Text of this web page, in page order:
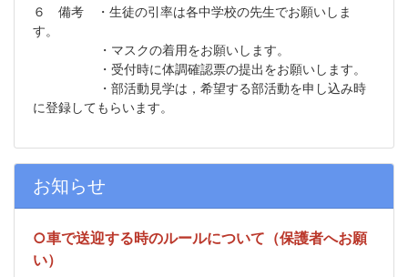
お知らせ
○車で送迎する時のルールについて（保護者へお願
い）
６ 備考 ・生徒の引率は各中学校の先生でお願いしま
す。
・マスクの着用をお願いします。
・受付時に体調確認票の提出をお願いします。
・部活動見学は，希望する部活動を申し込み時
に登録してもらいます。